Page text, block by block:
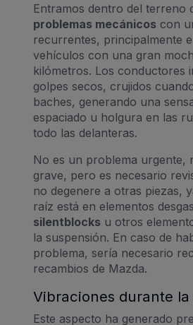
Entramos dentro del terreno
problemas mecánicos con
recurrentes, principalmente
vehículos con una gran
kilómetros. Los conductores
golpes secos, crujidos
baches, generando una
espaciado u holgura en las
todo las delanteras.
No es un problema urgente,
grave, pero es necesario
no degenere a otras piezas,
raíz está en elementos
silentblocks u otros
la suspensión. En caso de
problema, sería necesario
recambios de Mazda.
Vibraciones durante
Este aspecto ha generado